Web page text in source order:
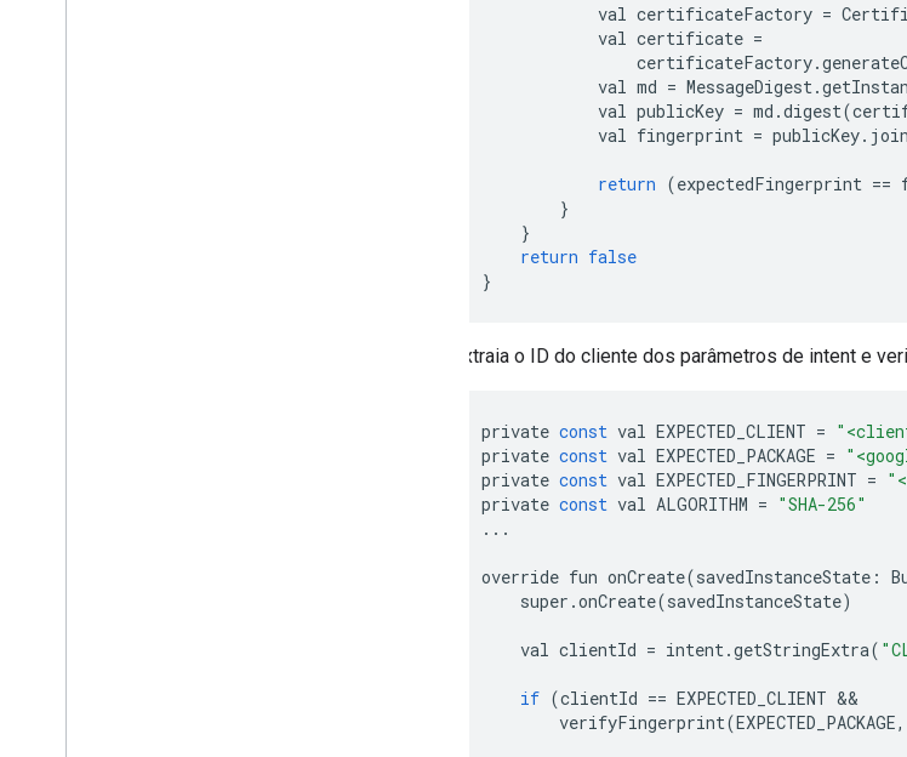
val certificateFactory =
val certificate =
certificateFactory.
val md = MessageDigest.
val publicKey = md .digest(
val fingerprint = publicKey.
return (expectedFingerprint ==
}
}
return false
}
Extraia o ID do cliente dos parâmetros de intent e
private const val EXPECTED_CLIENT =
private const val EXPECTED_PACKAGE =
private const val EXPECTED_FINGERPRINT =
private const val ALGORITHM = "SHA-256"
...
override fun onCreate(savedInstanceState :
super .onCreate(savedInstanceState)
val clientId = intent.getStringExtra(
if (clientId == EXPECTED_CLIENT
verifyFingerprint(EXPECTED_PACKAGE,